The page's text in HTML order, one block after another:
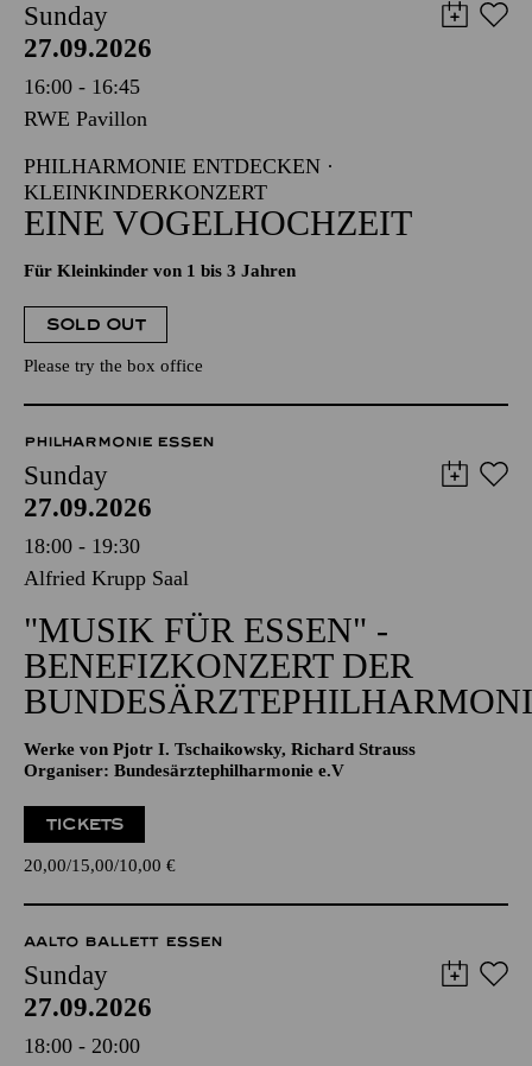
Sunday
27.09.2026
16:00 - 16:45
RWE Pavillon
PHILHARMONIE ENTDECKEN ·
KLEINKINDERKONZERT
EINE VOGELHOCHZEIT
Für Kleinkinder von 1 bis 3 Jahren
SOLD OUT
Please try the box office
PHILHARMONIE ESSEN
Sunday
27.09.2026
18:00 - 19:30
Alfried Krupp Saal
"MUSIK FÜR ESSEN" -
BENEFIZKONZERT DER
Werke von Pjotr I. Tschaikowsky, Richard Strauss
Organiser: Bundesärztephilharmonie e.V
TICKETS
20,00 15,00 10,00 €
AALTO BALLETT ESSEN
Sunday
27.09.2026
18:00 - 20:00